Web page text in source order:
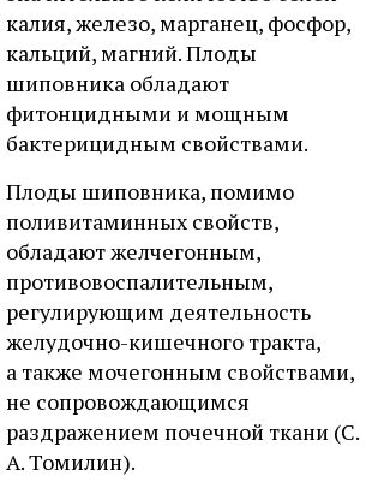
калия, железо, марганец, фосфор,
кальций, магний. Плоды
шиповника обладают
фитонцидными и мощным
бактерицидным свойствами.
Плоды шиповника, помимо
поливитаминных свойств,
обладают желчегонным,
противовоспалительным,
регулирующим деятельность
желудочно-кишечного тракта,
а также мочегонным свойствами,
не сопровождающимся
раздражением почечной ткани (С.
А. Томилин).